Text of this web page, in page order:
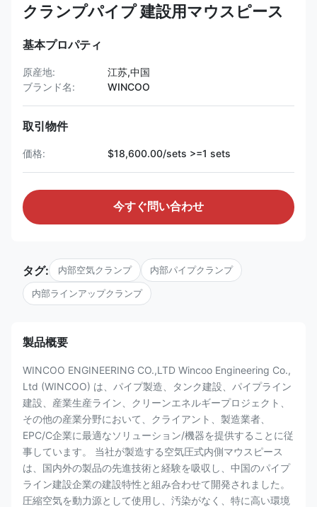
クランプパイプ 建設用マウスピース
基本プロパティ
原産地:
江苏,中国
ブランド名:
WINCOO
取引物件
価格: $18,600.00/sets >=1 sets
今すぐ問い合わせ
タグ: 内部空気クランプ 内部パイプクランプ
内部ラインアップクランプ
製品概要
WINCOO ENGINEERING CO.,LTD Wincoo Engineering Co.,
Ltd (WINCOO) は、パイプ製造、タンク建設、パイプライン
建設、産業生産ライン、クリーンエネルギープロジェクト、
その他の産業分野において、クライアント、製造業者、
EPC/C企業に最適なソリューション/機器を提供することに従
事しています。 当社が製造する空気圧式内側マウスピース
は、国内外の製品の先進技術と経験を吸収し、中国のパイプ
ライン建設企業の建設特性と組み合わせて開発されました。
圧縮空気を動力源として使用し、汚染がなく、特に高い環境